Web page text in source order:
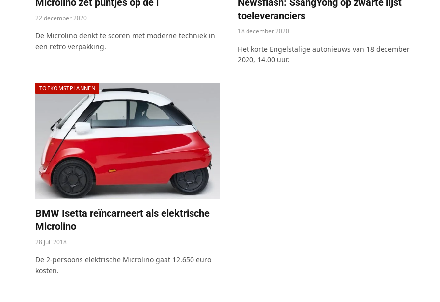
22 december 2020
De Microlino denkt te scoren met moderne techniek in
een retro verpakking.
toeleveranciers
18 december 2020
Het korte Engelstalige autonieuws van 18 december
2020, 14.00 uur.
TOEKOMSTPLANNEN
BMW Isetta reïncarneert als elektrische
Microlino
28 juli 2018
De 2-persoons elektrische Microlino gaat 12.650 euro
kosten.